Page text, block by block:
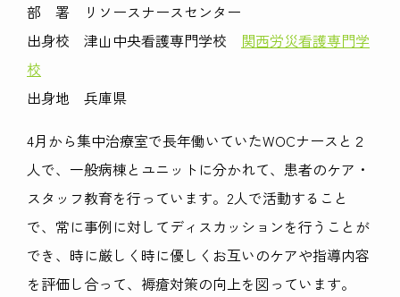
部 署 リソースナースセンター
出身校 津山中央看護専門学校 関西労災看護専門学
校
出身地 兵庫県
4月から集中治療室で長年働いていたWOCナースと２
人で、一般病棟とユニットに分かれて、患者のケア・
スタッフ教育を行っています。 2人で活動すること
で、常に事例に対してディスカッションを行うことが
でき、時に厳しく時に優しくお互いのケアや指導内容
を評価し合って、褥瘡対策の向上を図っています。